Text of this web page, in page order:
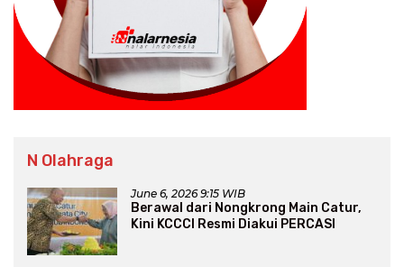
N Olahraga
June 6, 2026 9:15 WIB
Berawal dari Nongkrong Main Catur,
Kini KCCCI Resmi Diakui PERCASI